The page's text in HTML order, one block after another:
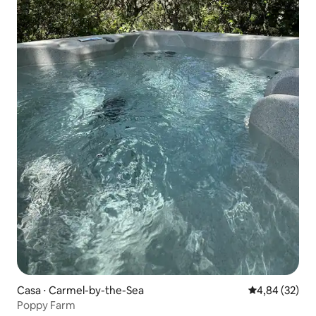
Casa ⋅ Carmel-by-the-Sea 4,84 de uma
4,84 (32)
Poppy Farm